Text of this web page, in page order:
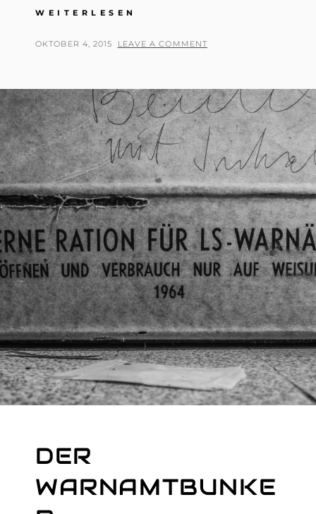
WEITERLESEN
DEUTSCHE
POSTED
OKTOBER 4, 2015 BY
T
M
A
S
T
R
E
I
B
E
R
LEAVE A COMMENT
DER
WARNAMTBUNKE